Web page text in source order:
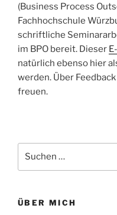
(Business Process
Fachhochschule
schriftliche
im BPO bereit. Dieser
natürlich ebenso hier
werden. Über
freuen.
nach:
ÜBER MICH